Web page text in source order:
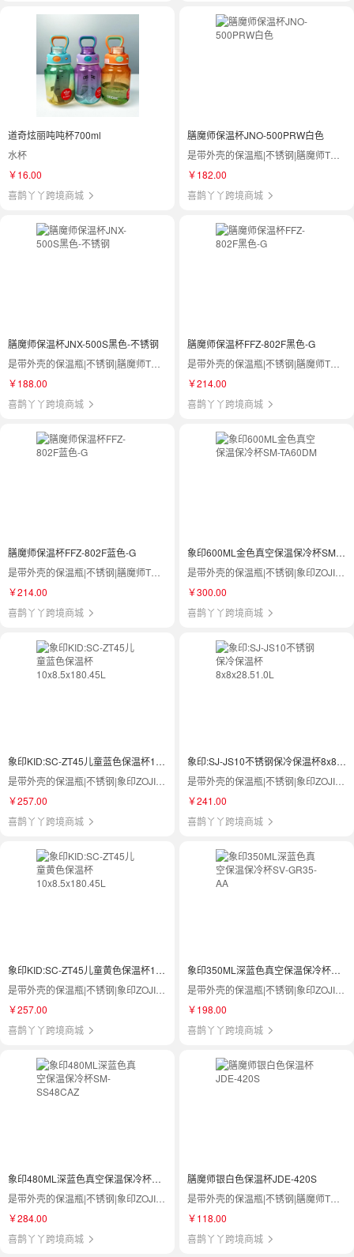
道奇炫丽吨吨杯700ml
水杯
￥16.00
喜鹊丫丫跨境商城
膳魔师保温杯JNO-500PRW白色
￥182.00
喜鹊丫丫跨境商城
膳魔师保温杯JNX-500S黑色-不锈钢
￥188.00
喜鹊丫丫跨境商城
膳魔师保温杯FFZ-802F黑色-G
￥214.00
喜鹊丫丫跨境商城
膳魔师保温杯FFZ-802F蓝色-G
￥214.00
喜鹊丫丫跨境商城
象印600ML金色真空保温保冷杯SM-TA60DM
￥300.00
喜鹊丫丫跨境商城
象印KID:SC-ZT45儿童蓝色保温杯10x8.5x180.45L
￥257.00
喜鹊丫丫跨境商城
象印:SJ-JS10不锈钢保冷保温杯8x8x28.51.0L
￥241.00
喜鹊丫丫跨境商城
象印KID:SC-ZT45儿童黄色保温杯10x8.5x180.45L
￥257.00
喜鹊丫丫跨境商城
象印350ML深蓝色真空保温保冷杯SV-GR35-AA
￥198.00
喜鹊丫丫跨境商城
象印480ML深蓝色真空保温保冷杯SM-SS48CAZ
￥284.00
喜鹊丫丫跨境商城
膳魔师银白色保温杯JDE-420S
￥118.00
喜鹊丫丫跨境商城